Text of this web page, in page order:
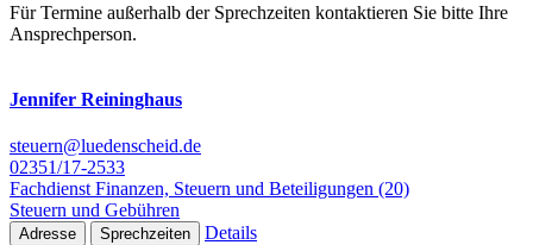
Für Termine außerhalb der Sprechzeiten kontaktieren Sie bitte Ihre
Ansprechperson.
Jennifer Reininghaus
steuern@luedenscheid.de
02351/17-2533
Fachdienst Finanzen, Steuern und Beteiligungen (20)
Steuern und Gebühren
Adresse Sprechzeiten Details